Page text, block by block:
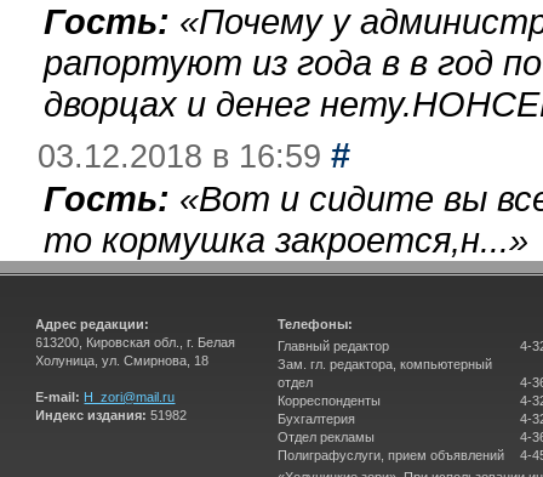
Гость: «Почему у
рапортуют из года в в год
дворцах и денег
03.12.2018 в 16:59 #
Гость: «Вот и сидите вы
то кормушка закроется,н...»
Адрес редакции:
613200, Кировская обл., г. Белая
Холуница, ул. Смирнова, 18
E-mail: H_zori@mail.ru
Индекс издания: 51982
Телефоны:
Главный редактор
Зам. гл. редактора, компьютерный
отдел
Корреспонденты
Бухгалтерия
Отдел рекламы
Полиграфуслуги, прием объявлений
4-
4-
4-
4-
4-
4-